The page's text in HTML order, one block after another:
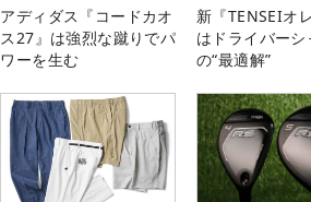
アディダス『コードカオ
ス27』は強烈な蹴りでパ
ワーを生む
新『TENSEIオ
はドライバーシ
の“最適解”